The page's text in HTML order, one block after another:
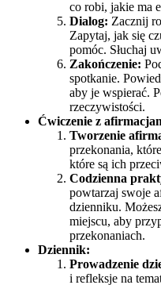
co robi, jakie ma
Dialog: Zacznij
Zapytaj, jak się
pomóc. Słuchaj
Zakończenie:
spotkanie.
aby je wspierać.
rzeczywistości.
Ćwiczenie z
Tworzenie
przekonania,
które są ich
Codzienna
powtarzaj swoje
dzienniku.
miejscu, aby
przekonaniach.
Dziennik:
Prowadzenie
i refleksje na